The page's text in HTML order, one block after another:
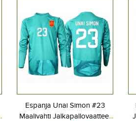
Espanja Unai Simon #23
Maalivahti Jalkapallovaatteet